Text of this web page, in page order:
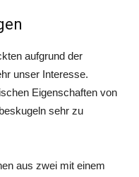
aufgrund der
unser Interesse.
Eigenschaften von
sehr zu
aus zwei mit einem